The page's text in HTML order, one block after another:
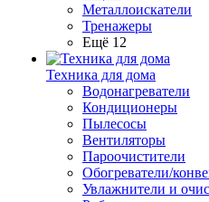
Металлоискатели
Тренажеры
Ещё 12
Техника для дома
Водонагреватели
Кондиционеры
Пылесосы
Вентиляторы
Пароочистители
Обогреватели/
Увлажнители и